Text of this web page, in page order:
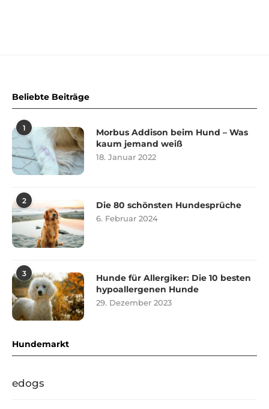
Beliebte Beiträge
1
Morbus Addison beim Hund – Was
kaum jemand weiß
18. Januar 2022
2 Die 80 schönsten Hundesprüche
6. Februar 2024
3
Hunde für Allergiker: Die 10 besten
hypoallergenen Hunde
29. Dezember 2023
Hundemarkt
edogs